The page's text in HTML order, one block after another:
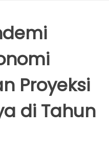
Proyeksi
di Tahun